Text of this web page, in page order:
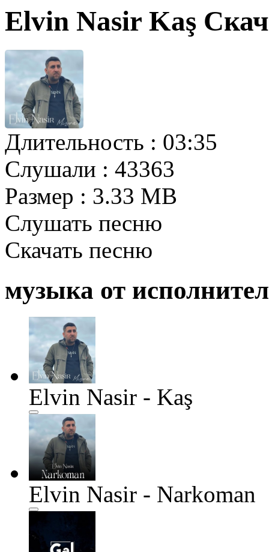
Elvin Nasir Kaş
Длительность : 03:35
Слушали : 43363
Размер : 3.33 MB
Слушать песню
Скачать песню
музыка от
Elvin Nasir - Kaş
Elvin Nasir - Narkoman